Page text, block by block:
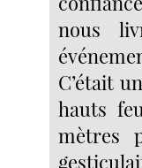
nous
C’était
hauts
mètres